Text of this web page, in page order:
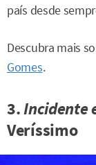
país desde
Descubra mais
Gomes.
3.Incidente
Veríssimo